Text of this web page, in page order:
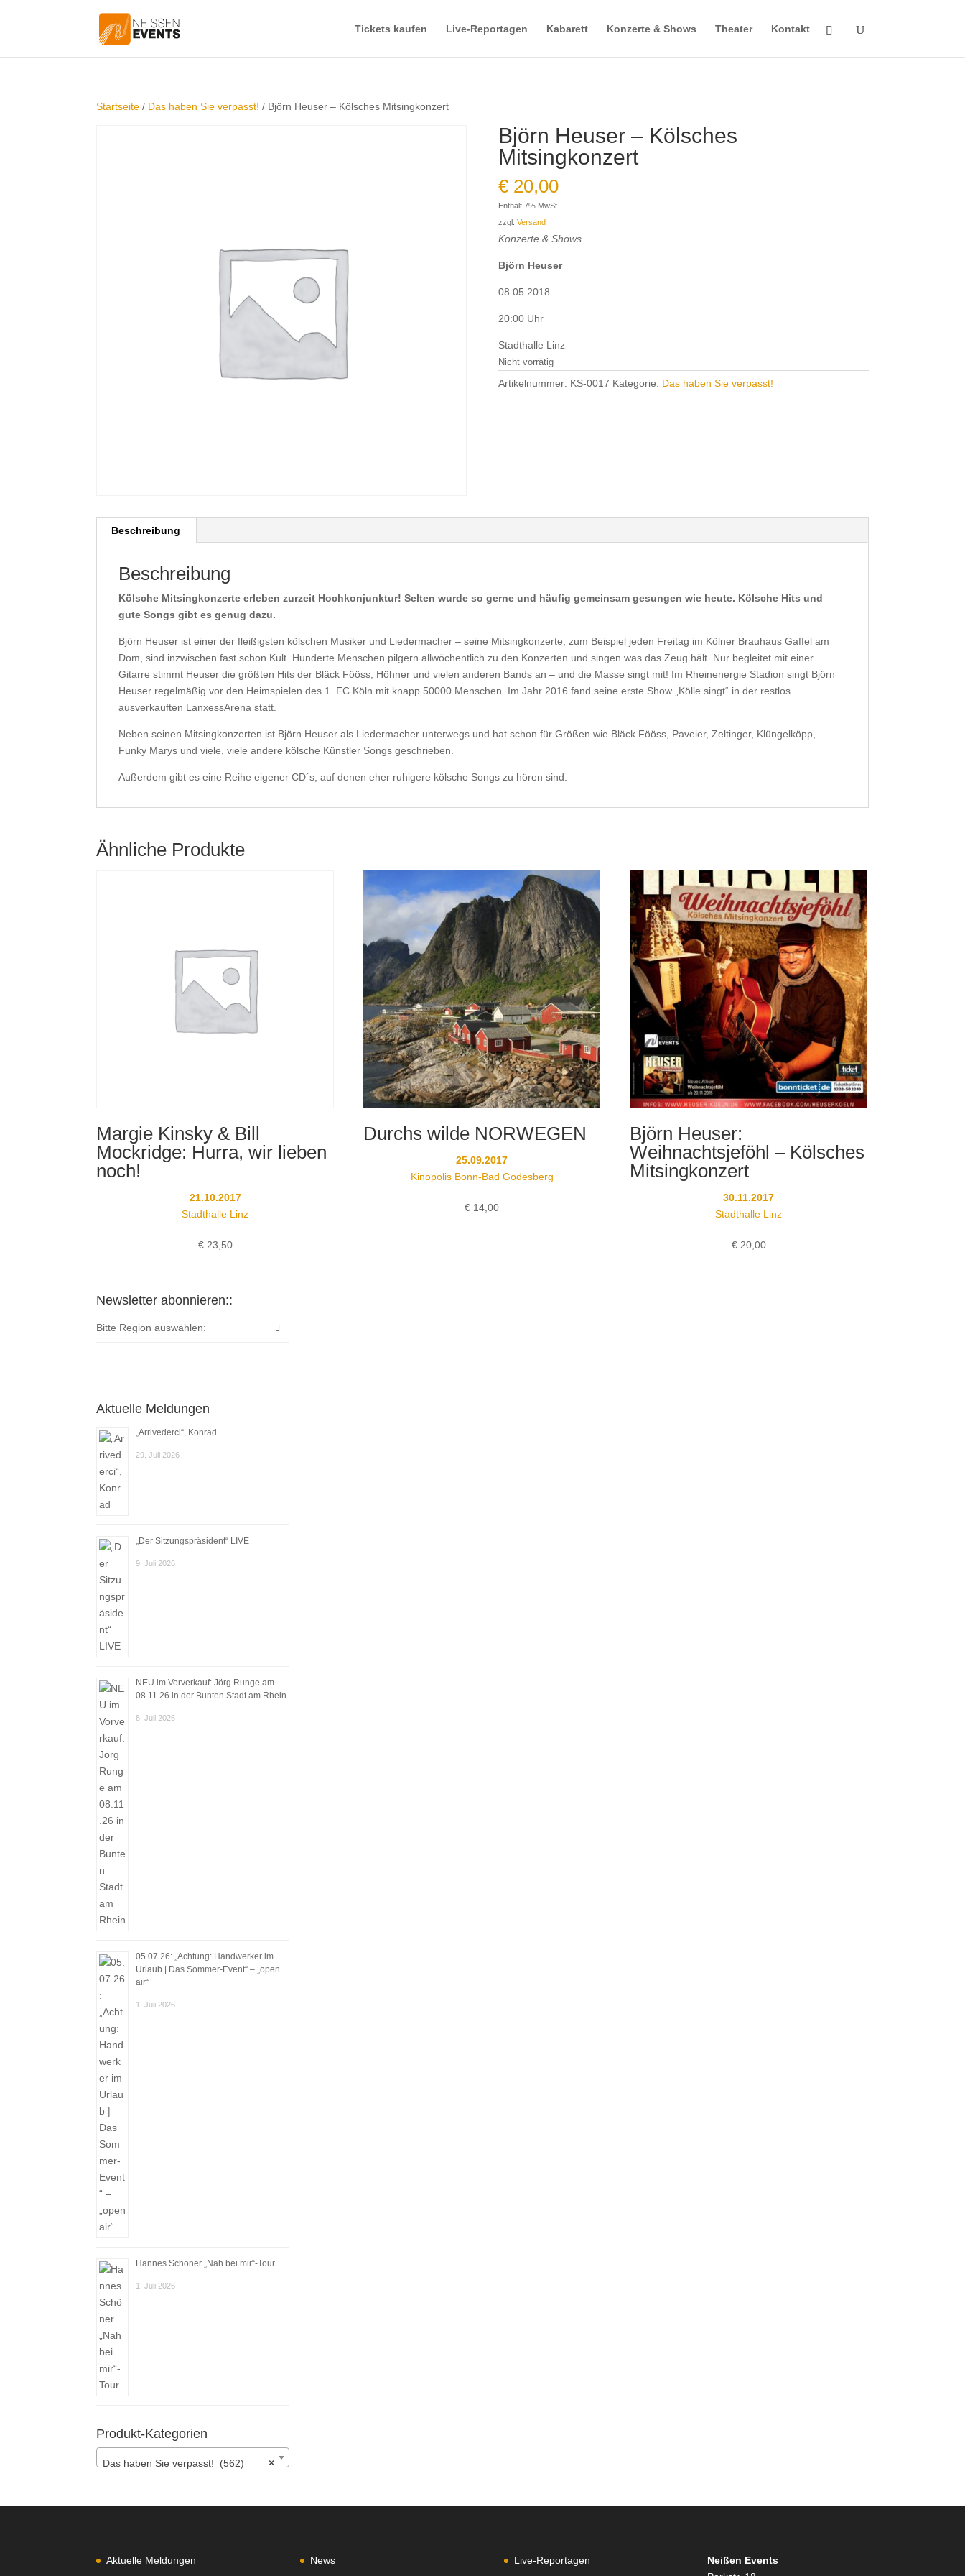
Tickets kaufen Live-Reportagen Kabarett Konzerte & Shows Theater Kontakt
Startseite / Das haben Sie verpasst! / Björn Heuser – Kölsches Mitsingkonzert
Björn Heuser – Kölsches
Mitsingkonzert
€20,00
Enthält 7% MwSt
zzgl. Versand
Konzerte & Shows
Björn Heuser
08.05.2018
20:00 Uhr
Stadthalle Linz
Nicht vorrätig
Artikelnummer: KS-0017 Kategorie: Das haben Sie verpasst!
Beschreibung
Beschreibung
Kölsche Mitsingkonzerte erleben zurzeit Hochkonjunktur! Selten wurde so gerne und häufig gemeinsam gesungen wie heute. Kölsche Hits und
gute Songs gibt es genug dazu.
Björn Heuser ist einer der fleißigsten kölschen Musiker und Liedermacher – seine Mitsingkonzerte, zum Beispiel jeden Freitag im Kölner Brauhaus Gaffel am
Dom, sind inzwischen fast schon Kult. Hunderte Menschen pilgern allwöchentlich zu den Konzerten und singen was das Zeug hält. Nur begleitet mit einer
Gitarre stimmt Heuser die größten Hits der Bläck Fööss, Höhner und vielen anderen Bands an – und die Masse singt mit! Im Rheinenergie Stadion singt Björn
Heuser regelmäßig vor den Heimspielen des 1. FC Köln mit knapp 50000 Menschen. Im Jahr 2016 fand seine erste Show „Kölle singt“ in der restlos
ausverkauften LanxessArena statt.
Neben seinen Mitsingkonzerten ist Björn Heuser als Liedermacher unterwegs und hat schon für Größen wie Bläck Fööss, Paveier, Zeltinger, Klüngelköpp,
Funky Marys und viele, viele andere kölsche Künstler Songs geschrieben.
Außerdem gibt es eine Reihe eigener CD´s, auf denen eher ruhigere kölsche Songs zu hören sind.
Ähnliche Produkte
Margie Kinsky & Bill
Mockridge: Hurra, wir lieben
noch!
21.10.2017
Stadthalle Linz
€23,50
Durchs wilde NORWEGEN
25.09.2017
Kinopolis Bonn-Bad Godesberg
€ 14,00
Björn Heuser:
Weihnachtsjeföhl – Kölsches
Mitsingkonzert
30.11.2017
Stadthalle Linz
€20,00
Newsletter abonnieren::
Bitte Region auswählen:
Aktuelle Meldungen
„Arrivederci“, Konrad
29. Juli 2026
„Der Sitzungspräsident“ LIVE
9. Juli 2026
NEU im Vorverkauf: Jörg Runge am
08.11.26 in der Bunten Stadt am Rhein
8. Juli 2026
05.07.26: „Achtung: Handwerker im
Urlaub | Das Sommer-Event“ – „open
air“
1. Juli 2026
Hannes Schöner „Nah bei mir“-Tour
1. Juli 2026
Produkt-Kategorien
×
Das haben Sie verpasst! (562)
Aktuelle Meldungen News Live-Reportagen
Neißen Events